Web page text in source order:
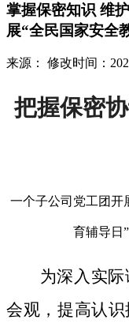
掌握保密知识 维
展“全民国家安全
来源： 修改时间：
把握保密
一个子公司党工团开
育辅导日
为深入实
会观，提高认